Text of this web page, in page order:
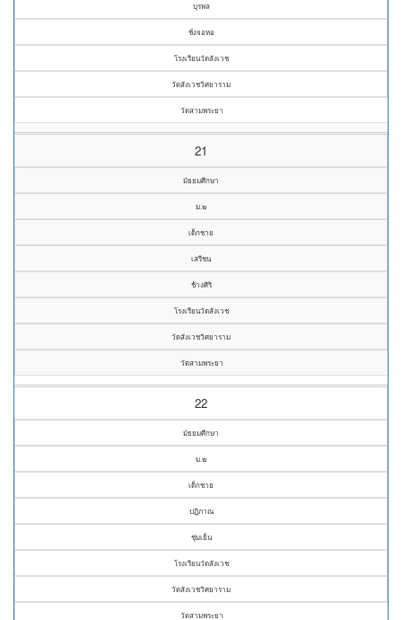
บุรพล
ชั่งจอหอ
โรงเรียนวัดสังเวช
วัดสังเวชวิศยาราม
วัดสามพระยา
21
มัธยมศึกษา
ม.๒
เด็กชาย
เสรีชน
ช้างศิริ
โรงเรียนวัดสังเวช
วัดสังเวชวิศยาราม
วัดสามพระยา
22
มัธยมศึกษา
ม.๒
เด็กชาย
ปฏิภาณ
ชุ่มเย็น
โรงเรียนวัดสังเวช
วัดสังเวชวิศยาราม
วัดสามพระยา